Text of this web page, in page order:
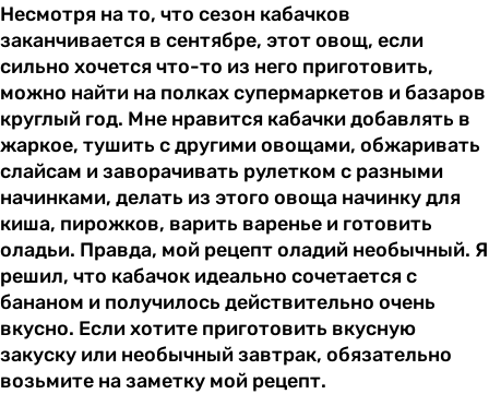
Несмотря на то, что сезон кабачков
заканчивается в сентябре, этот овощ, если
сильно хочется что-то из него приготовить,
можно найти на полках супермаркетов и базаров
круглый год. Мне нравится кабачки добавлять в
жаркое, тушить с другими овощами, обжаривать
слайсам и заворачивать рулетком с разными
начинками, делать из этого овоща начинку для
киша, пирожков, варить варенье и готовить
оладьи. Правда, мой рецепт оладий необычный. Я
решил, что кабачок идеально сочетается с
бананом и получилось действительно очень
вкусно. Если хотите приготовить вкусную
закуску или необычный завтрак, обязательно
возьмите на заметку мой рецепт.